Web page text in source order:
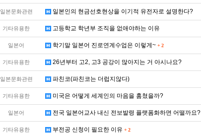
일본문화관련 일본인의 현금선호현상을 이기적 유전자로 설명한다?
기타유용한 고등학교 학년부 조직을 없애야하는 이유
일본어 학기말 일본어 진로연계수업은 이렇게~ + 2
기타유용한 26년부터 고2, 고3 공강이 많아지는 거 아시나요?
일본문화관련 파친코(파친코는 더럽지않다)
기타유용한 미국은 어떻게 세계인의 마음을 훔쳤을까?
일본어 전국 일본어교사 내신 전보발령 플랫폼화하면 어떨까요?
기타유용한 부전공 신청이 필요한 이유 + 2